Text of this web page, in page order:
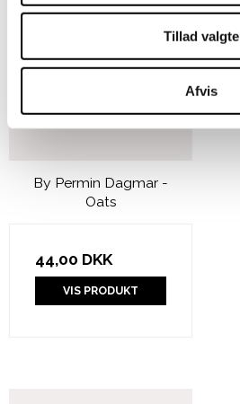
Tillad valgte
Afvis
By Permin Dagmar -
Oats
44,00 DKK
VIS PRODUKT